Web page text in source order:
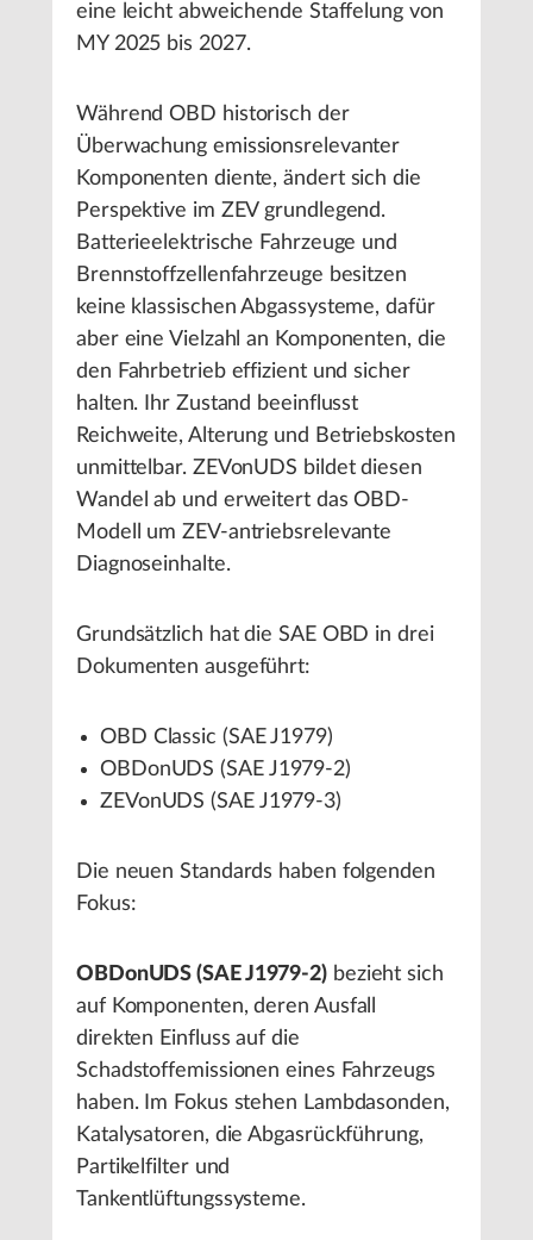
eine leicht abweichende Staffelung von
MY 2025 bis 2027.
Während OBD historisch der
Überwachung emissionsrelevanter
Komponenten diente, ändert sich die
Perspektive im ZEV grundlegend.
Batterieelektrische Fahrzeuge und
Brennstoffzellenfahrzeuge besitzen
keine klassischen Abgassysteme, dafür
aber eine Vielzahl an Komponenten, die
den Fahrbetrieb effizient und sicher
halten. Ihr Zustand beeinflusst
Reichweite, Alterung und Betriebskosten
unmittelbar. ZEVonUDS bildet diesen
Wandel ab und erweitert das OBD-
Modell um ZEV-antriebsrelevante
Diagnoseinhalte.
Grundsätzlich hat die SAE OBD in drei
Dokumenten ausgeführt:
OBD Classic (SAE J1979)
OBDonUDS (SAE J1979-2)
ZEVonUDS (SAE J1979-3)
Die neuen Standards haben folgenden
Fokus:
OBDonUDS (SAE J1979-2) bezieht sich
auf Komponenten, deren Ausfall
direkten Einfluss auf die
Schadstoffemissionen eines Fahrzeugs
haben. Im Fokus stehen Lambdasonden,
Katalysatoren, die Abgasrückführung,
Partikelfilter und
Tankentlüftungssysteme.